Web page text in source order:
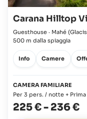
Carana Hilltop
Guesthouse · Mahé
500 m dalla spiaggia
Info Camere
CAMERA FAMILIARE
Per 3 pers. / notte +
225 €- 236 €